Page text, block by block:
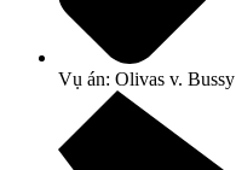
Vụ án: Olivas v. Bussy